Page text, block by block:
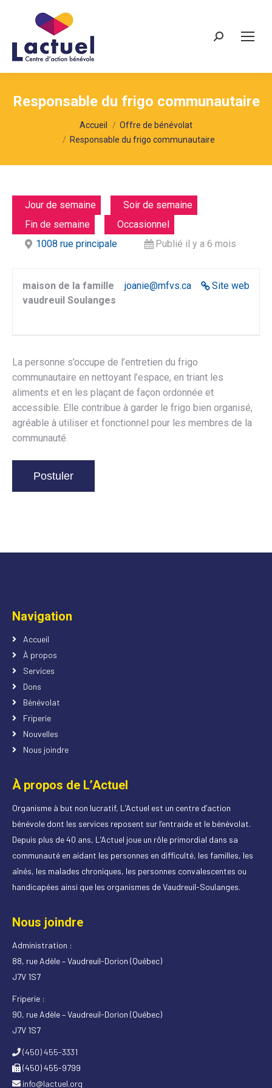
Recherche
Responsable du frigo communautaire
Accueil
Offre de bénévolat
Responsable du frigo communautaire
Jour de semaine
Soir de semaine
Fin de semaine
Occasionnel
1008 rue principale
Publié il y a 6 mois
Site web
joanie@mfvs.ca
maison de la famille
vaudreuil Soulanges
La personne s’occupe de l’entretien du frigo
communautaire en nettoyant l’espace, en triant les
aliments et en les plaçant de façon ordonnée et
accessible. Elle contribue à garder le frigo bien organisé,
agréable à utiliser et fonctionnel pour les membres de la
communauté.
Navigation
Accueil
À propos
Services
Dons
Bénévolat
Friperie
Nouvelles
Nous joindre
À propos de L’Actuel
Organisme à but non lucratif, L’Actuel est un centre d’action
bénévole dont les services reposent sur l’entraide et le bénévolat.
Depuis plus de 40 ans, L’Actuel joue un rôle primordial dans sa
communauté en aidant les personnes en difficulté, les familles, les
aînés, les malades chroniques, les personnes convalescentes ou
handicapées ainsi que les organismes de Vaudreuil-Soulanges.
Nous joindre
Administration :
88, rue Adèle – Vaudreuil-Dorion (Québec)
J7V 1S7
Friperie :
90, rue Adèle – Vaudreuil-Dorion (Québec)
J7V 1S7
(450) 455-3331
(450) 455-9799
info@lactuel.org